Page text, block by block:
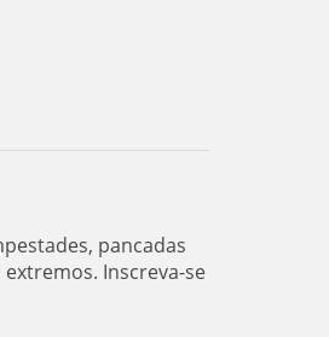
pancadas
Inscreva-se